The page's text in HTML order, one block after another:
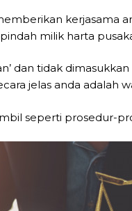
kerjasama
milik harta
dan tidak
jelas anda adalah
seperti prosedur-